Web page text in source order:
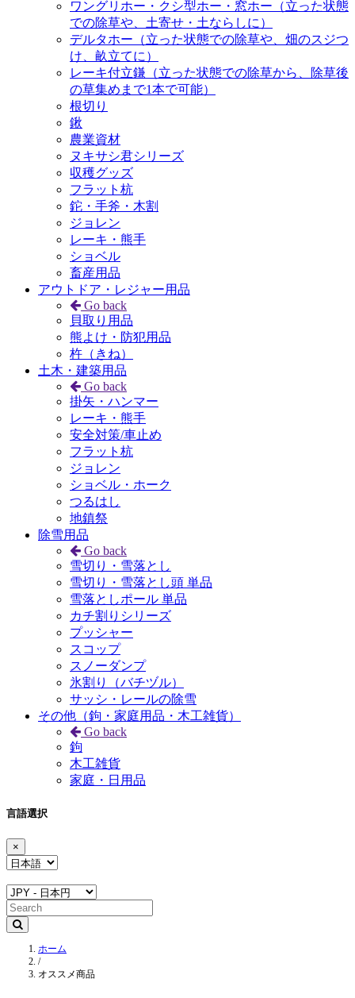
ワングリホー・クシ型ホー・窓ホー（立った状態
での除草や、土寄せ・土ならしに）
デルタホー（立った状態での除草や、畑のスジつ
け、畝立てに）
レーキ付立鎌（立った状態での除草から、除草後
の草集めまで1本で可能）
根切り
鍬
農業資材
ヌキサシ君シリーズ
収穫グッズ
フラット杭
鉈・手斧・木割
ジョレン
レーキ・熊手
ショベル
畜産用品
アウトドア・レジャー用品
Go back
貝取り用品
熊よけ・防犯用品
杵（きね）
土木・建築用品
Go back
掛矢・ハンマー
レーキ・熊手
安全対策/車止め
フラット杭
ジョレン
ショベル・ホーク
つるはし
地鎮祭
除雪用品
Go back
雪切り・雪落とし
雪切り・雪落とし頭 単品
雪落としポール 単品
カチ割りシリーズ
プッシャー
スコップ
スノーダンプ
氷割り（バチヅル）
サッシ・レールの除雪
その他（鉤・家庭用品・木工雑貨）
Go back
鉤
木工雑貨
家庭・日用品
言語選択
×
ホーム
/
オススメ商品